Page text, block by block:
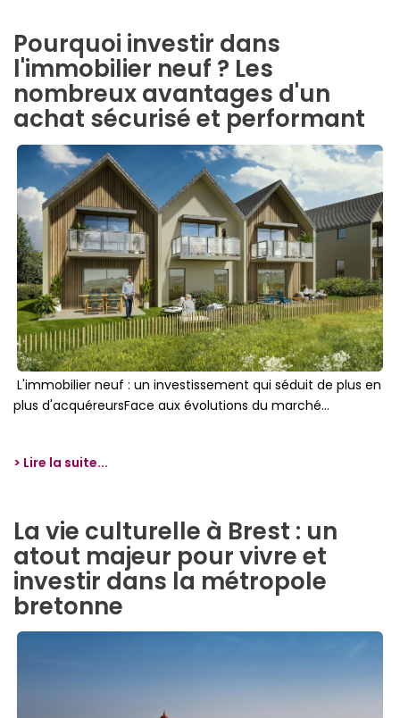
Pourquoi investir dans
l'immobilier neuf ? Les
nombreux avantages d'un
achat sécurisé et performant
L'immobilier neuf : un investissement qui séduit de plus en
plus d'acquéreursFace aux évolutions du marché...
> Lire la suite...
La vie culturelle à Brest : un
atout majeur pour vivre et
investir dans la métropole
bretonne